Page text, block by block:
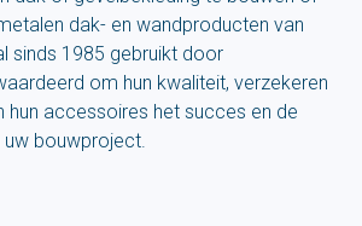
dak- en wandproducten van
sinds 1985 gebruikt door
om hun kwaliteit, verzekeren
hun accessoires het succes en de
uw bouwproject.